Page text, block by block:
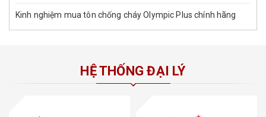
Kinh nghiệm mua tôn chống cháy Olympic Plus chính hãng
HỆ THỐNG ĐẠI LÝ